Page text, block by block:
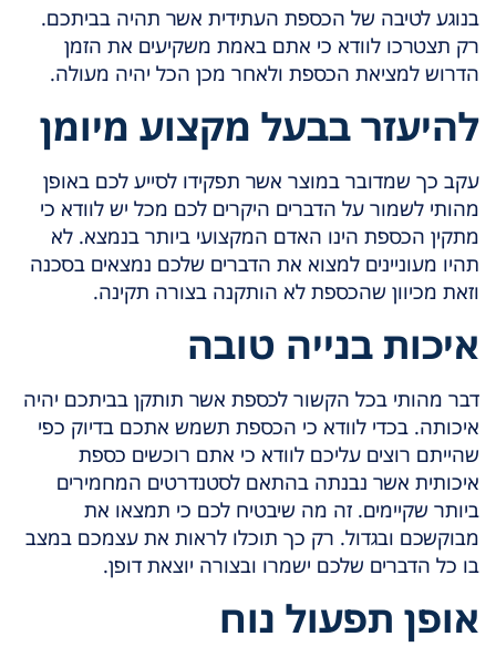
בנוגע לטיבה של הכספת העתידית אשר תהיה בביתכם.
רק תצטרכו לוודא כי אתם באמת משקיעים את הזמן
הדרוש למציאת הכספת ולאחר מכן הכל יהיה מעולה.
להיעזר בבעל מקצוע מיומן
עקב כך שמדובר במוצר אשר תפקידו לסייע לכם באופן
מהותי לשמור על הדברים היקרים לכם מכל יש לוודא כי
מתקין הכספת הינו האדם המקצועי ביותר בנמצא. לא
תהיו מעוניינים למצוא את הדברים שלכם נמצאים בסכנה
וזאת מכיוון שהכספת לא הותקנה בצורה תקינה.
איכות בנייה טובה
דבר מהותי בכל הקשור לכספת אשר תותקן בביתכם יהיה
איכותה. בכדי לוודא כי הכספת תשמש אתכם בדיוק כפי
שהייתם רוצים עליכם לוודא כי אתם רוכשים כספת
איכותית אשר נבנתה בהתאם לסטנדרטים המחמירים
ביותר שקיימים. זה מה שיבטיח לכם כי תמצאו את
מבוקשכם ובגדול. רק כך תוכלו לראות את עצמכם במצב
בו כל הדברים שלכם ישמרו ובצורה יוצאת דופן.
אופן תפעול נוח